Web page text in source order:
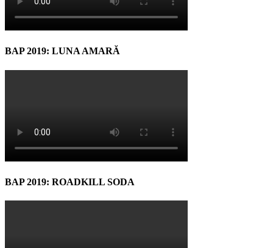
BAP 2019: LUNA AMARĂ
BAP 2019: ROADKILL SODA